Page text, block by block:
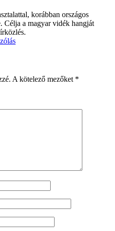
korábban országos
Célja a magyar vidék hangját
A kötelező mezőket *